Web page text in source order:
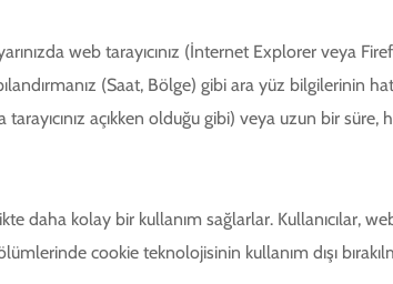
web tarayıcınız (İnternet Explorer veya
(Saat, Bölge) gibi ara yüz bilgilerinin
açıkken olduğu gibi) veya uzun bir süre,
daha kolay bir kullanım sağlarlar. Kullanıcılar, web
cookie teknolojisinin kullanım dışı